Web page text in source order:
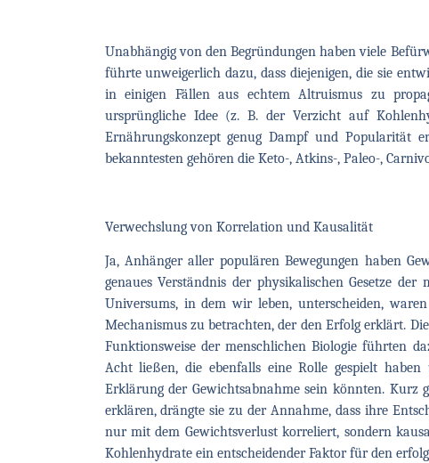
Unabhängig von den Begründungen haben viele
führte unweigerlich dazu, dass diejenigen, die sie
in einigen Fällen aus echtem Altruismus zu
ursprüngliche Idee (z. B. der Verzicht auf
Ernährungskonzept genug Dampf und Popularität
bekanntesten gehören die Keto-, Atkins-, Paleo-,
Verwechslung von Korrelation und Kausalität
Ja, Anhänger aller populären Bewegungen haben
genaues Verständnis der physikalischen Gesetze
Universums, in dem wir leben, unterscheiden,
Mechanismus zu betrachten, der den Erfolg erklärt.
Funktionsweise der menschlichen Biologie führten
Acht ließen, die ebenfalls eine Rolle gespielt
Erklärung der Gewichtsabnahme sein könnten. Kurz
erklären, drängte sie zu der Annahme, dass ihre
nur mit dem Gewichtsverlust korreliert, sondern
Kohlenhydrate ein entscheidender Faktor für den